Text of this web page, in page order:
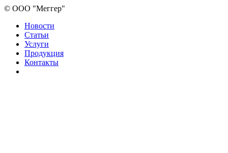
© ООО "Меггер"
Новости
Статьи
Услуги
Продукция
Контакты